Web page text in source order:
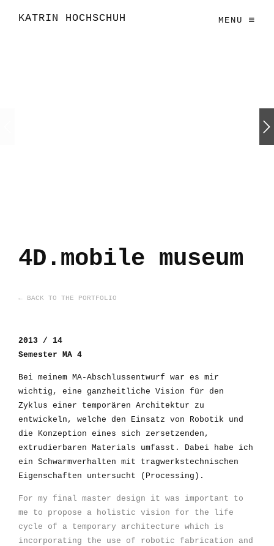
KATRIN HOCHSCHUH MENU
4D.mobile museum
← BACK TO THE PORTFOLIO
2013 / 14
Semester MA 4
Bei meinem MA-Abschlussentwurf war es mir
wichtig, eine ganzheitliche Vision für den
Zyklus einer temporären Architektur zu
entwickeln, welche den Einsatz von Robotik und
die Konzeption eines sich zersetzenden,
extrudierbaren Materials umfasst. Dabei habe ich
ein Schwarmverhalten mit tragwerkstechnischen
Eigenschaften untersucht (Processing).
For my final master design it was important to
me to propose a holistic vision for the life
cycle of a temporary architecture which is
incorporating the use of robotic fabrication and